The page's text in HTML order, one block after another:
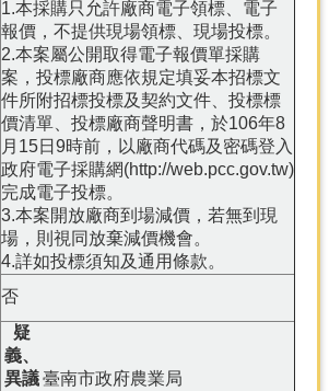
1.本採購只允許廠商電子領標、電子
報價，不提供現場領標、現場投標。
2.本案屬公開取得電子報價單採購
案，投標廠商應依規定填妥本招標文
件所附招標投標及契約文件、投標標
價清單、投標廠商聲明書，於106年8
月15日9時前，以廠商代碼及密碼登入
政府電子採購網(http://web.pcc.gov.tw)
完成電子投標。
3.本案開放廠商到場減價，若無到現
場，則視同放棄減價機會。
4.詳如投標須知及通用條款。
否
疑
義、
異議臺南市政府農業局